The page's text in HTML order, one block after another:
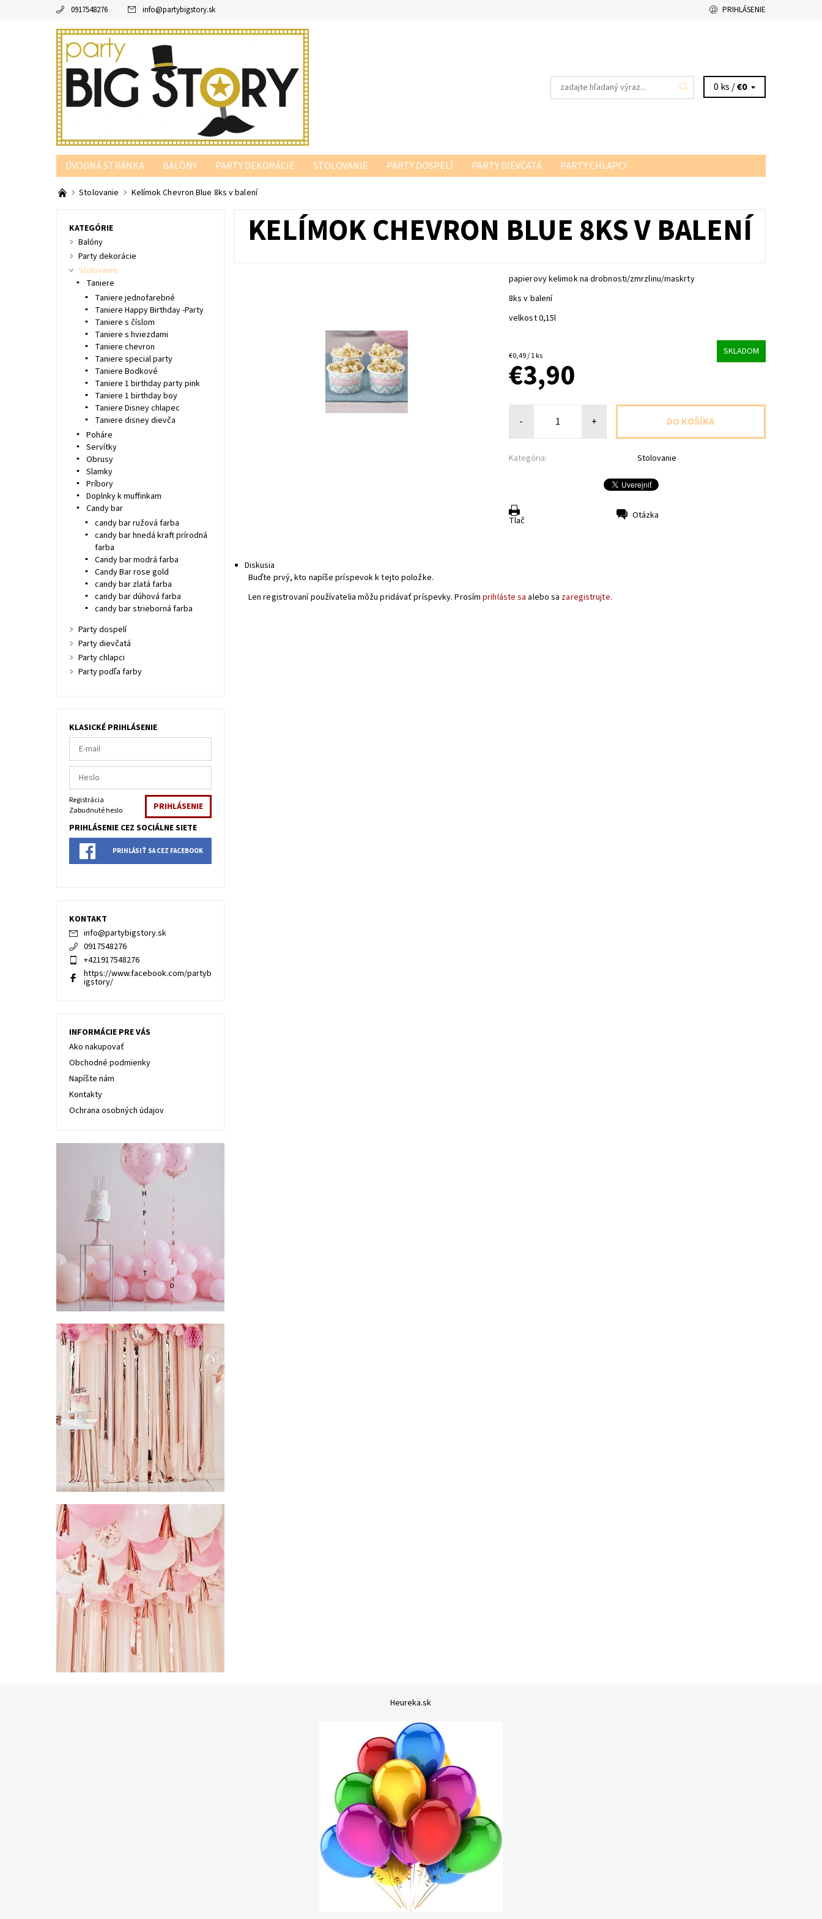
0917548276 info@partybigstory.sk PRIHLÁSENIE
0 ks /€0
ÚVODNÁ STRÁNKA BALÓNY PARTY DEKORÁCIE STOLOVANIE PARTY DOSPELÍ PARTY DIEVČATÁ
PARTY CHLAPCI
PARTY PODĽA FARBY
Stolovanie Kelímok Chevron Blue 8ks v balení
KELÍMOK CHEVRON BLUE 8KS V BALENÍ
papierovy kelimok na drobnosti/zmrzlinu/maskrty
8ks v balení
velkost 0,15l
€0,49 / 1 ks SKLADOM
€3,90
- +
Kategória: Stolovanie
Tlač Otázka
Diskusia
Buďte prvý, kto napíše príspevok k tejto položke.
Len registrovaní používatelia môžu pridávať príspevky. Prosímprihláste sa alebo sa zaregistrujte.
KATEGÓRIE
Balóny
Party dekorácie
Stolovanie
Taniere
Taniere jednofarebné
Taniere Happy Birthday -Party
Taniere s číslom
Taniere s hviezdami
Taniere chevron
Taniere special party
Taniere Bodkové
Taniere 1 birthday party pink
Taniere 1 birthday boy
Taniere Disney chlapec
Taniere disney dievča
Poháre
Servítky
Obrusy
Slamky
Príbory
Doplnky k muffinkam
Candy bar
candy bar ružová farba
candy bar hnedá kraft prírodná
farba
Candy bar modrá farba
Candy Bar rose gold
candy bar zlatá farba
candy bar dúhová farba
candy bar strieborná farba
Party dospelí
Party dievčatá
Party chlapci
Party podľa farby
KLASICKÉ PRIHLÁSENIE
Registrácia
Zabudnuté heslo
PRIHLÁSENIE CEZ SOCIÁLNE SIETE
PRIHLÁSIŤ SA CEZ FACEBOOK
KONTAKT
info@partybigstory.sk
0917548276
+421917548276
https://www.facebook.com/partyb
igstory/
INFORMÁCIE PRE VÁS
Ako nakupovať
Obchodné podmienky
Napíšte nám
Kontakty
Ochrana osobných údajov
Heureka.sk